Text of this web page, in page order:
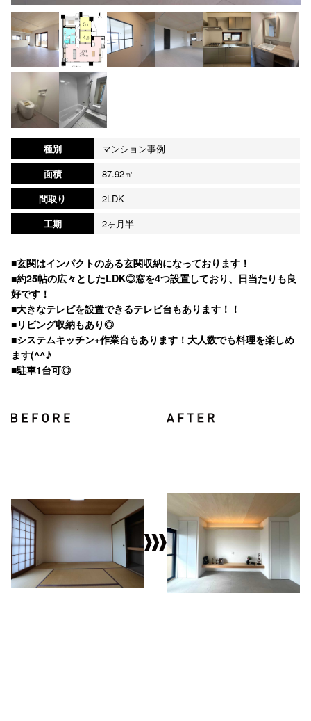
種別
マンション事例
面積
87.92㎡
間取り
2LDK
工期
2ヶ月半
■玄関はインパクトのある玄関収納になっております！
■約25帖の広々としたLDK◎窓を4つ設置しており、日当たりも良
好です！
■大きなテレビを設置できるテレビ台もあります！！
■リビング収納もあり◎
■システムキッチン+作業台もあります！大人数でも料理を楽しめ
ます(^^♪
■駐車1台可◎